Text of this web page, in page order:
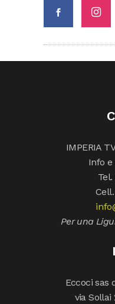
IMPERIA
Info e
Per una
Eccoci sas
via Sollai